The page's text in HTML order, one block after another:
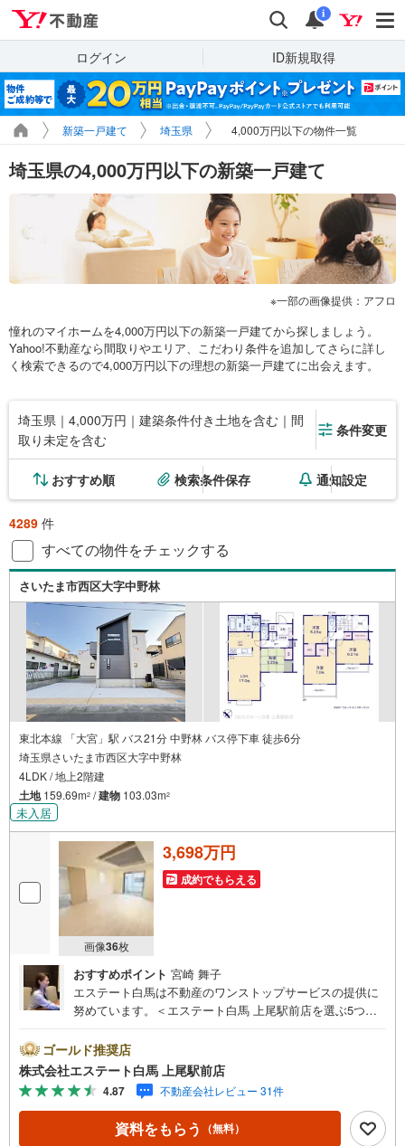
検索 通知
i
ログイン ID新規取得
新築一戸建て 埼玉県 4,000万円以下の物件一覧
埼玉県の4,000万円以下の新築一戸建て
一部の画像提供：アフロ
憧れのマイホームを4,000万円以下の新築一戸建てから探しましょう。
Yahoo!不動産なら間取りやエリア、こだわり条件を追加してさらに詳し
く検索できるので4,000万円以下の理想の新築一戸建てに出会えます。
埼玉県｜4,000万円｜建築条件付き土地を含む｜間
取り未定を含む
条件変更
おすすめ順 検索条件保存 通知設定
4289 件
すべての物件をチェックする
さいたま市西区大字中野林
東北本線 「大宮」駅 バス21分 中野林 バス停下車 徒歩6分
埼玉県さいたま市西区大字中野林
4LDK / 地上2階建
土地159.69m2 /建物 103.03m2
未入居
画像36枚
3,698万円
成約でもらえる
おすすめポイント 宮崎 舞子
エステート白馬は不動産のワンストップサービスの提供に
努めています。＜エステート白馬 上尾駅前店を選ぶ5つの
ーヨーカドー上尾駅前店」内に立地。2.無料駐車場完備の
お店立体駐車場は全480台収容可。駐車場完備してます。3.
大型キッズスペース当店自慢のキッズスペースをぜひご覧
ください。店内におむつ替えコーナーもご用意してます。
4.年中無休・365日営業でお手伝い営業時間:10時～20時ま
で。スピードある対応が自慢のお店です。5.提携FPへの無
ゴールド推奨店
株式会社エステート白馬 上尾駅前店
4.87 不動産会社レビュー 31件
資料をもらう （無料）